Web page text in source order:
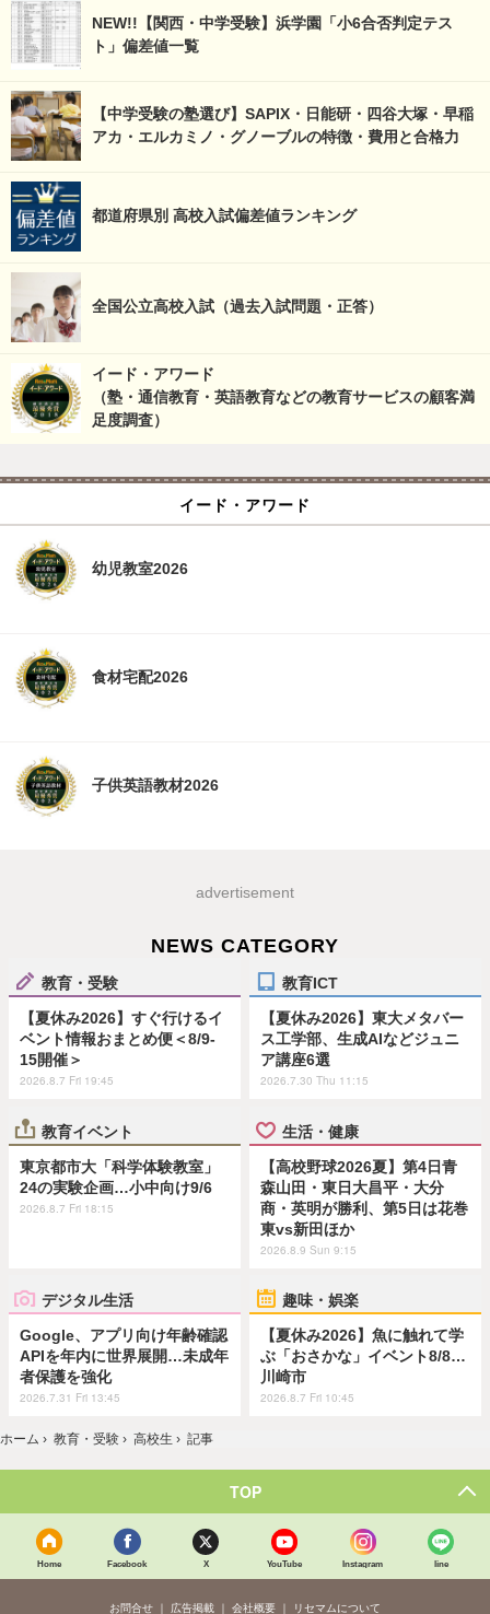
NEW!!【関西・中学受験】浜学園「小6合否判定テス
ト」偏差値一覧
【中学受験の塾選び】SAPIX・日能研・四谷大塚・早稲
アカ・エルカミノ・グノーブルの特徴・費用と合格力
都道府県別 高校入試偏差値ランキング
全国公立高校入試（過去入試問題・正答）
イード・アワード
（塾・通信教育・英語教育などの教育サービスの顧客満
足度調査）
イード・アワード
幼児教室2026
食材宅配2026
子供英語教材2026
advertisement
NEWS CATEGORY
教育・受験
【夏休み2026】すぐ行けるイ
ベント情報おまとめ便＜8/9-
15開催＞
2026.8.7 Fri 19:45
教育ICT
【夏休み2026】東大メタバー
ス工学部、生成AIなどジュニ
ア講座6選
2026.7.30 Thu 11:15
教育イベント
東京都市大「科学体験教室」
24の実験企画…小中向け9/6
2026.8.7 Fri 18:15
生活・健康
【高校野球2026夏】第4日青
森山田・東日大昌平・大分
商・英明が勝利、第5日は花巻
東vs新田ほか
2026.8.9 Sun 9:15
デジタル生活
Google、アプリ向け年齢確認
APIを年内に世界展開…未成年
者保護を強化
2026.7.31 Fri 13:45
趣味・娯楽
【夏休み2026】魚に触れて学
ぶ「おさかな」イベント8/8…
川崎市
2026.8.7 Fri 10:45
ホーム › 教育・受験 › 高校生 › 記事
TOP
Home Facebook X YouTube Instagram line
お問合せ 広告掲載 会社概要 リセマムについて